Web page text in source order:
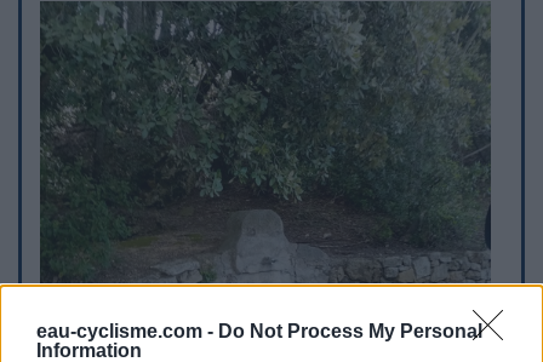
eau-cyclisme.com - Do Not Process My Personal
Information